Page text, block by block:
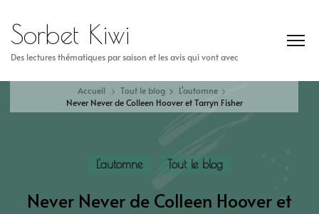
Sorbet Kiwi
Des lectures thématiques par saison et les avis qui vont avec
Accueil Tout le blog
L'automne
Never Never de Colleen Hoover et Tarryn Fisher
L'automne Tout le blog
Never Never de Colleen Hoover et